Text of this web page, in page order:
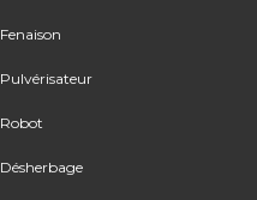
Fenaison
Pulvérisateur
Robot
Désherbage